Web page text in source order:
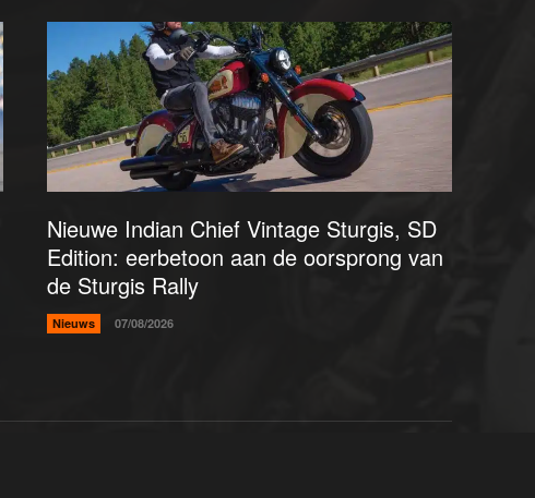
Nieuwe Indian Chief Vintage Sturgis, SD
Edition: eerbetoon aan de oorsprong van
de Sturgis Rally
Nieuws 07/08/2026